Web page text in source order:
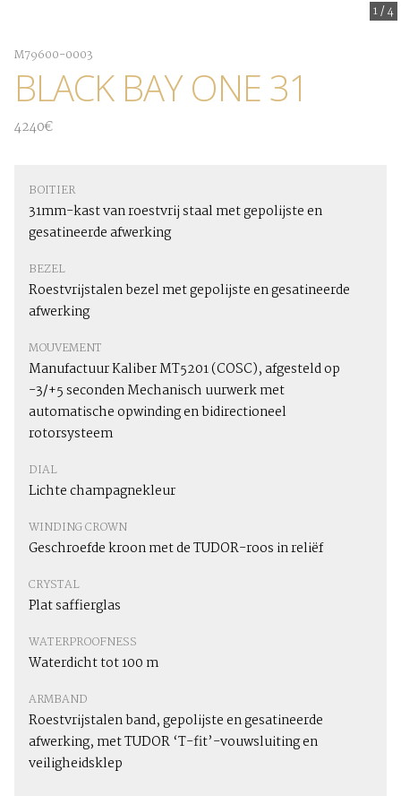
1/4
M79600-0003
BLACK BAY ONE 31
4240€
BOITIER
31mm-kast van roestvrij staal met gepolijste en
gesatineerde afwerking
BEZEL
Roestvrijstalen bezel met gepolijste en gesatineerde
afwerking
MOUVEMENT
Manufactuur Kaliber MT5201 (COSC), afgesteld op
-3/+5 seconden Mechanisch uurwerk met
automatische opwinding en bidirectioneel
rotorsysteem
DIAL
Lichte champagnekleur
WINDING CROWN
Geschroefde kroon met de TUDOR-roos in reliëf
CRYSTAL
Plat saffierglas
WATERPROOFNESS
Waterdicht tot 100 m
ARMBAND
Roestvrijstalen band, gepolijste en gesatineerde
afwerking, met TUDOR ‘T-fit’-vouwsluiting en
veiligheidsklep